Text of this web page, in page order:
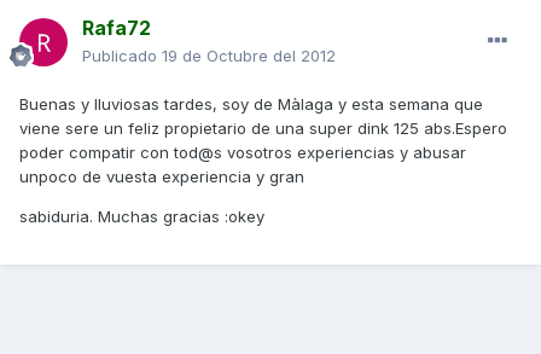
Rafa72
Publicado 19 de Octubre del 2012
Buenas y lluviosas tardes, soy de Màlaga y esta semana que
viene sere un feliz propietario de una super dink 125 abs.Espero
poder compatir con tod@s vosotros experiencias y abusar
unpoco de vuesta experiencia y gran
sabiduria. Muchas gracias :okey